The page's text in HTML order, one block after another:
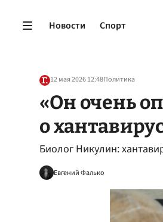
Новости Спорт
12 мая 2026 12:48Политика
«Он очень
о
Биолог Никулин:
Евгений Фалько